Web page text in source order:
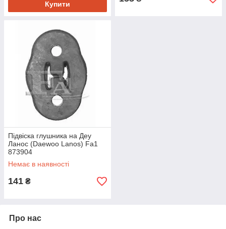
Купити
Підвіска глушника на Деу
Ланос (Daewoo Lanos) Fa1
873904
Немає в наявності
141 ₴
Про нас